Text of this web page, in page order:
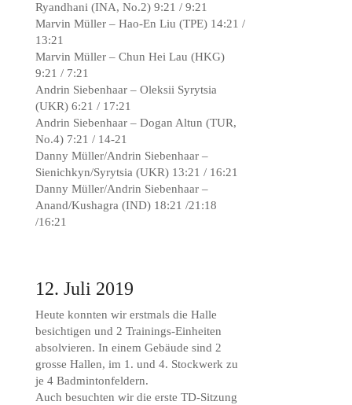
Ryandhani (INA, No.2) 9:21 / 9:21
Marvin Müller – Hao-En Liu (TPE) 14:21 /
13:21
Marvin Müller – Chun Hei Lau (HKG)
9:21 / 7:21
Andrin Siebenhaar – Oleksii Syrytsia
(UKR) 6:21 / 17:21
Andrin Siebenhaar – Dogan Altun (TUR,
No.4) 7:21 / 14-21
Danny Müller/Andrin Siebenhaar –
Sienichkyn/Syrytsia (UKR) 13:21 / 16:21
Danny Müller/Andrin Siebenhaar –
Anand/Kushagra (IND) 18:21 /21:18
/16:21
12. Juli 2019
Heute konnten wir erstmals die Halle
besichtigen und 2 Trainings-Einheiten
absolvieren. In einem Gebäude sind 2
grosse Hallen, im 1. und 4. Stockwerk zu
je 4 Badmintonfeldern.
Auch besuchten wir die erste TD-Sitzung